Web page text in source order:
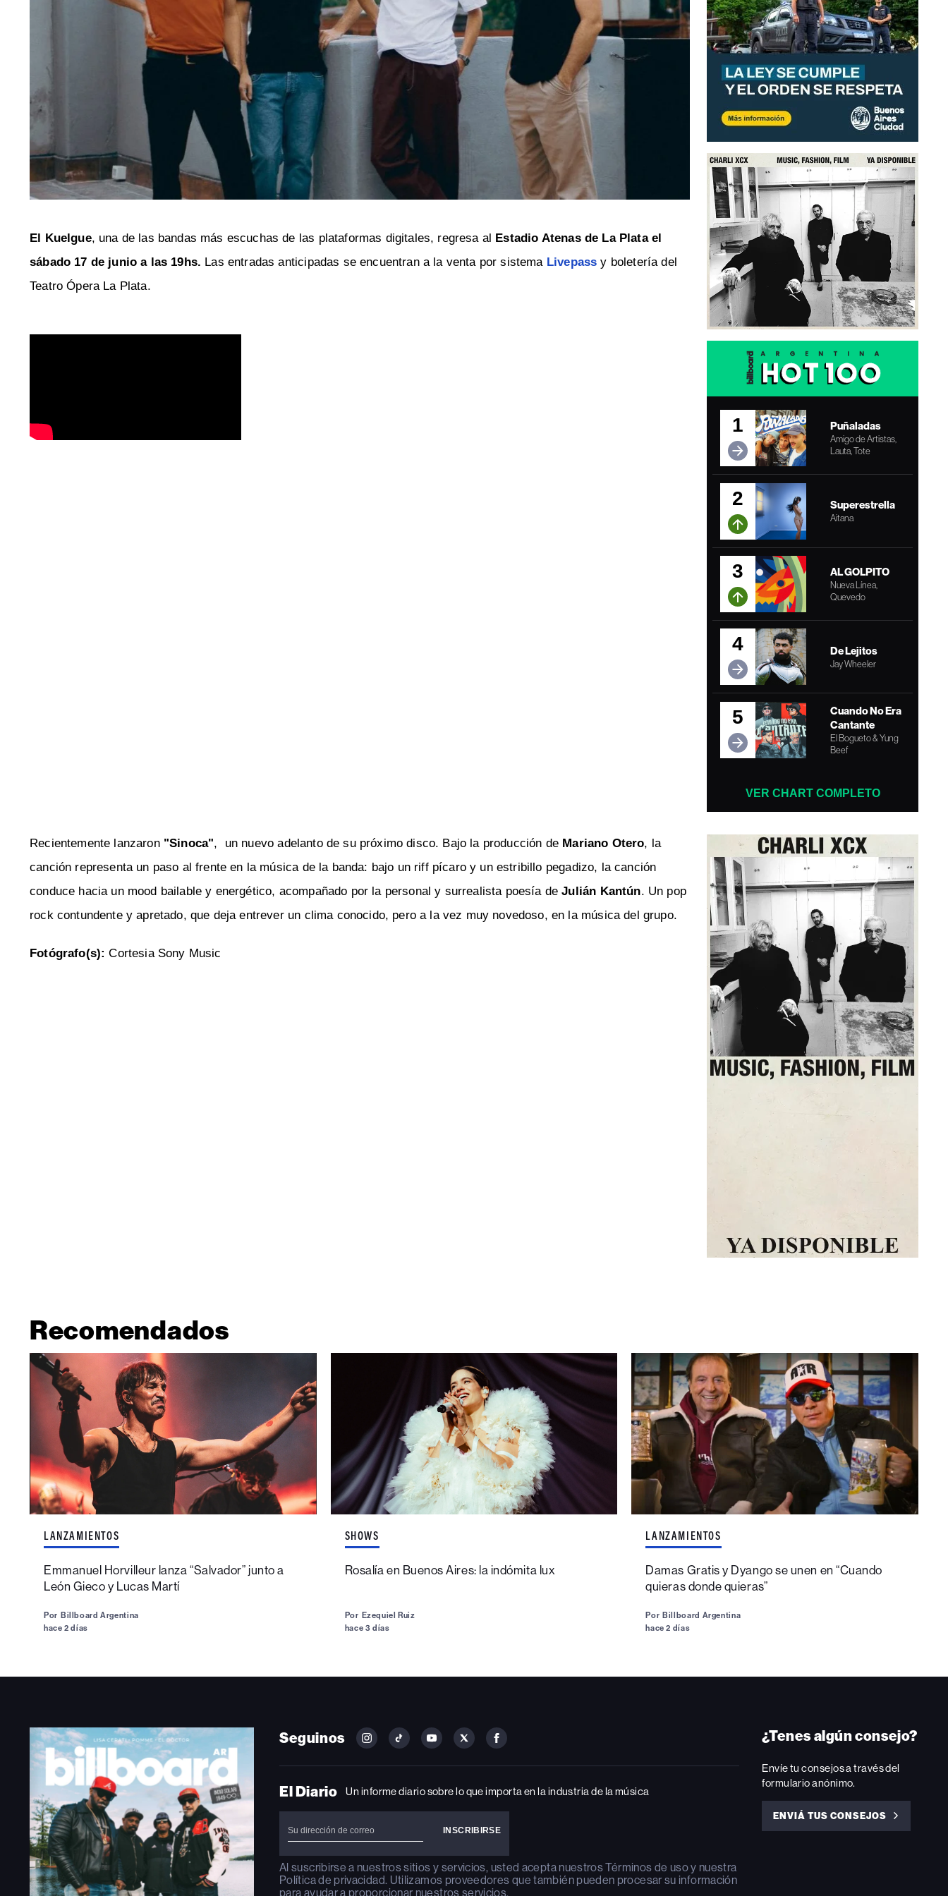
El Kuelgue, una de las bandas más escuchas de las plataformas digitales, regresa al Estadio Atenas de La Plata el
sábado 17 de junio a las 19hs. Las entradas anticipadas se encuentran a la venta por sistema Livepass y boletería del
Teatro Ópera La Plata.
Recientemente lanzaron "Sinoca", un nuevo adelanto de su próximo disco. Bajo la producción de Mariano Otero, la
canción representa un paso al frente en la música de la banda: bajo un riff pícaro y un estribillo pegadizo, la canción
conduce hacia un mood bailable y energético, acompañado por la personal y surrealista poesía deJulián Kantún. Un pop
rock contundente y apretado, que deja entrever un clima conocido, pero a la vez muy novedoso, en la música del grupo.
Fotógrafo(s):Cortesia Sony Music
1 Puñaladas
Amigo de Artistas,
Lauta, Tote
2 Superestrella
Aitana
3 AL GOLPITO
Nueva Línea,
Quevedo
4 De Lejitos
Jay Wheeler
5
Cuando No Era
Cantante
El Bogueto & Yung
Beef
VER CHART COMPLETO
Recomendados
LANZAMIENTOS
Emmanuel Horvilleur lanza “Salvador” junto a
León Gieco y Lucas Martí
Por Billboard Argentina
hace 2 días
SHOWS
Rosalía en Buenos Aires: la indómita lux
Por Ezequiel Ruiz
hace 3 días
LANZAMIENTOS
Damas Gratis y Dyango se unen en “Cuando
quieras donde quieras”
Por Billboard Argentina
hace 2 días
Seguinos
FOLLOW
ON
FOLLOW
ON
FOLLOW
ON
FOLLOW
ON
FOLLOW
ON
El Diario Un informe diario sobre lo que importa en la industria de la música
Al suscribirse a nuestros sitios y servicios, usted acepta nuestrosTérminos de usoy nuestra
Política de privacidad. Utilizamos proveedores que también pueden procesar su información
para ayudar a proporcionar nuestros servicios.
¿Tenes algún consejo?
Envíe tu consejos a través del
formulario anónimo.
ENVIÁ TUS CONSEJOS
ENVIÁ
TUS